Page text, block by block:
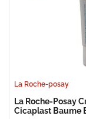
La Roche-posay
La Roche-Posay
Cicaplast Baume